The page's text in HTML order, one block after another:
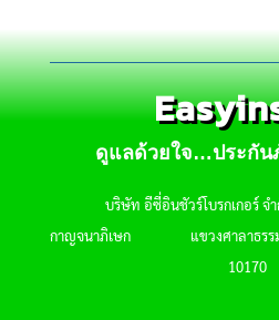
ดูแลด้วยใจ…ประกัน
บริษัท อีซี่อินชัวร์โบรกเกอร์ จำ
กาญจนาภิเษก แขวงศาลาธรรมส
10170